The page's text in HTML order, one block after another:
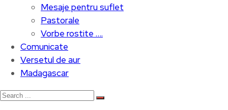
Mesaje pentru suflet
Pastorale
Vorbe rostite ….
Comunicate
Versetul de aur
Madagascar